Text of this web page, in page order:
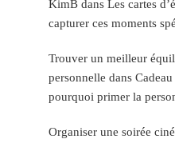
KimBdans Les cartes
capturer ces moments
Trouver un meilleur
personnelle dans
pourquoi primer la
Organiser une soirée